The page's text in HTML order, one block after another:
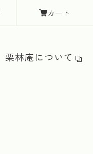
カート
栗林庵について